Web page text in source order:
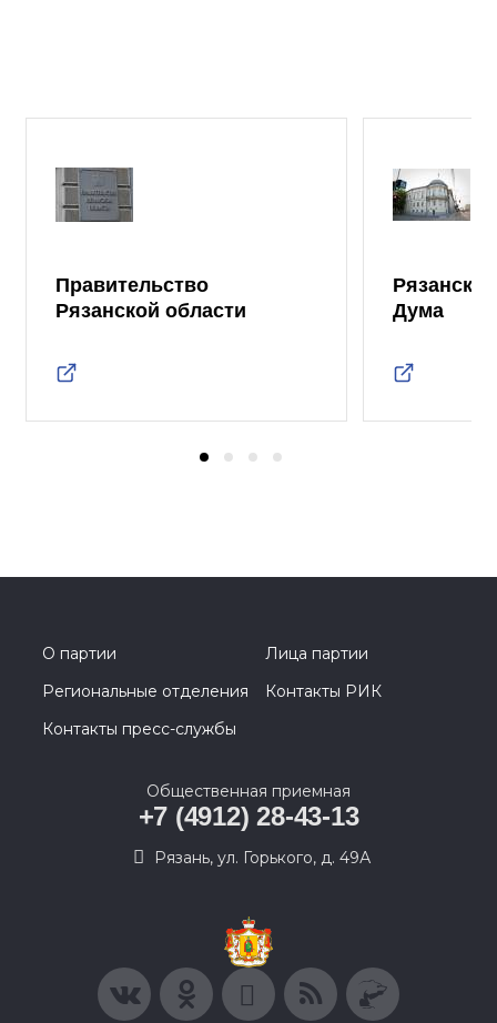
Правительство
Рязанской области
Дума
О партии
Лица партии
Региональные отделения
Контакты РИК
Контакты пресс-службы
Общественная приемная
+7 (4912) 28-43-13
Рязань, ул. Горького, д. 49А